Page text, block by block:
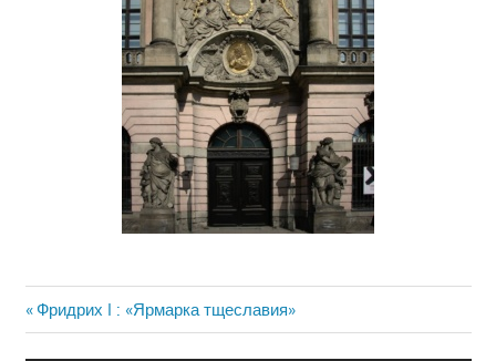
Навигация
Previous
Post:
Фридрих I : «Ярмарка тщеславия»